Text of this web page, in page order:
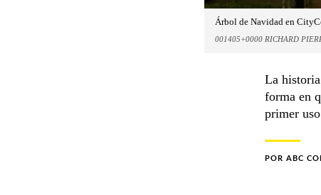
Árbol de Navidad en
001405+0000 RICHARD
La
forma en
primer
POR ABC